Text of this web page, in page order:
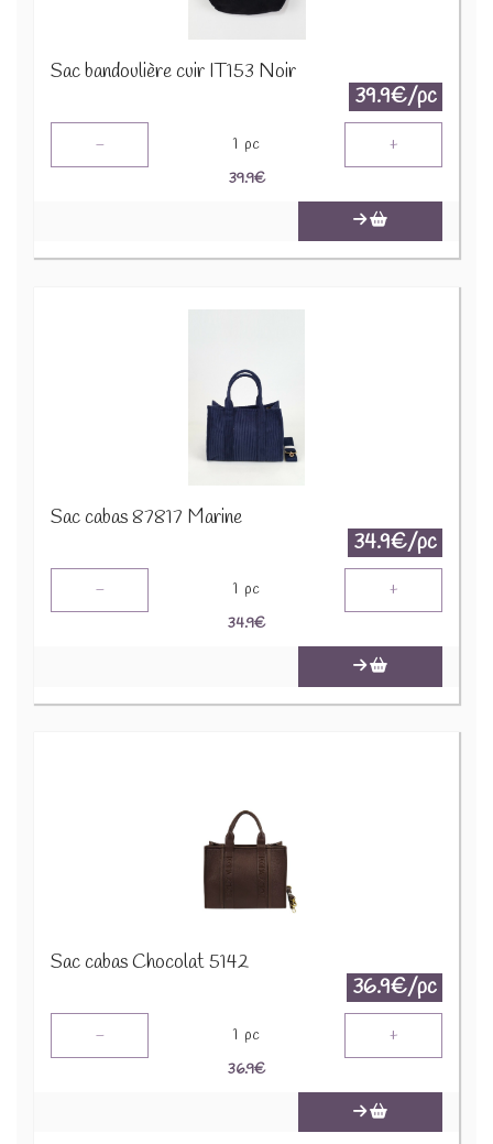
Sac bandoulière cuir IT153 Noir
39.9€/pc
- 1 pc +
39.9€
Sac cabas 87817 Marine
34.9€/pc
- 1 pc +
34.9€
Sac cabas Chocolat 5142
36.9€/pc
- 1 pc +
36.9€